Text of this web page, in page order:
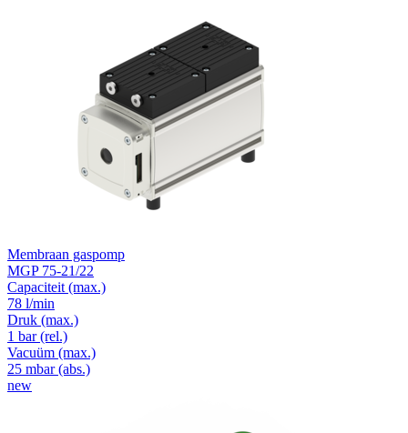
Membraan gaspomp
MGP 75-21/22
Capaciteit (max.)
78 l/min
Druk (max.)
1 bar (rel.)
Vacuüm (max.)
25 mbar (abs.)
new